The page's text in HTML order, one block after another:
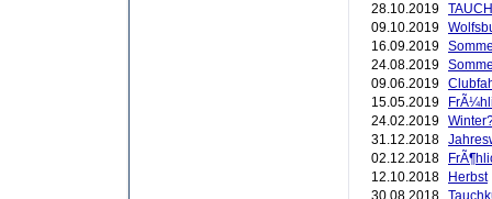
28.10.2019
09.10.2019
16.09.2019
24.08.2019
09.06.2019
15.05.2019
24.02.2019
31.12.2018
02.12.2018
12.10.2018
Herbst
30.08.2018